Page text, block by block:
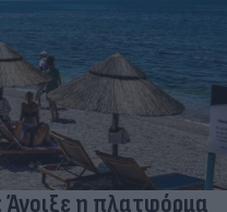
Άνοιξε η πλατφόρμα